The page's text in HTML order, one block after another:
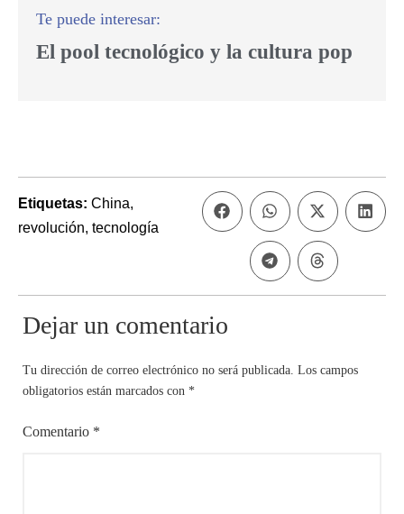
El pool tecnológico y la cultura pop
Etiquetas: China,
revolución, tecnología
Dejar un comentario
Tu dirección de correo electrónico no será publicada. Los campos
obligatorios están marcados con *
Comentario *